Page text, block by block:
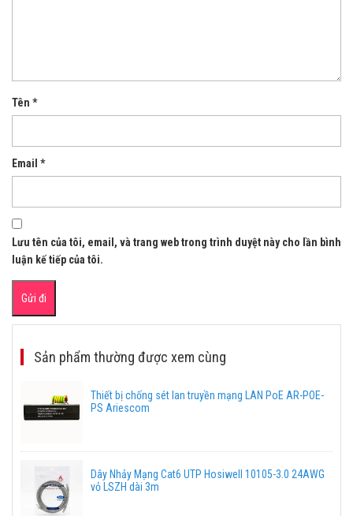
Tên *
Email *
Lưu tên của tôi, email, và trang web trong trình duyệt này cho lần bình
luận kế tiếp của tôi.
Sản phẩm thường được xem cùng
Thiết bị chống sét lan truyền mạng LAN PoE AR-POE-
PS Ariescom
Dây Nhảy Mạng Cat6 UTP Hosiwell 10105-3.0 24AWG
vỏ LSZH dài 3m